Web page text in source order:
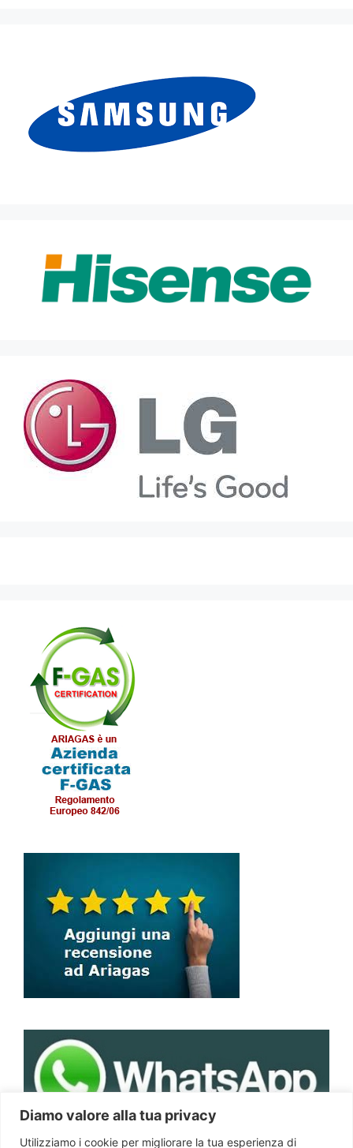
Diamo valore alla tua privacy
Utilizziamo i cookie per migliorare la tua esperienza di